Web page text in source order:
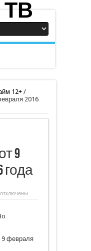
12+/
2016
9
года
9 февраля